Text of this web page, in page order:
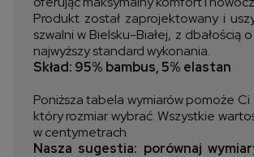
Produkt został zaprojektowany i
szwalni w Bielsku-Białej, z dbałością
najwyższy standard wykonania.
Skład: 95% bambus, 5% elastan
Poniższa tabela wymiarów pomoże
który rozmiar wybrać. Wszystkie
w centymetrach.
Nasza sugestia: porównaj